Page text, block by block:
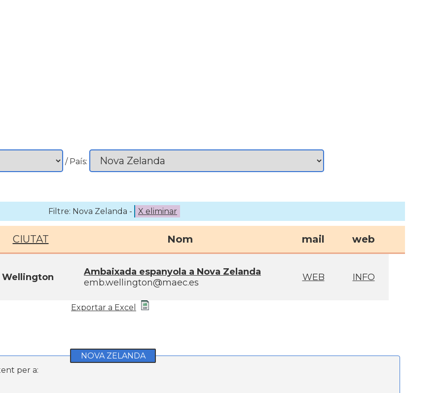
/ País:
Filtre: Nova Zelanda - X eliminar
CIUTAT Nom mail web
Wellington
Ambaixada espanyola a Nova Zelanda
emb.wellington@maec.es
WEB INFO
Exportar a Excel
NOVA ZELANDA
per a: